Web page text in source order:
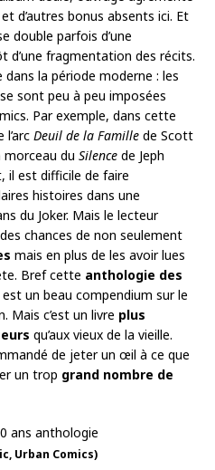
d’autres bonus absents ici. Et
double parfois d’une
fragmentation des récits.
la période moderne : les
sont peu à peu imposées
Par exemple, dans cette
Deuil de la Famille de Scott
morceau du Silence de Jeph
il est difficile de faire
histoires dans une
du Joker. Mais le lecteur
chances de non seulement
mais en plus de les avoir lues
Bref cette anthologie des
un beau compendium sur le
Mais c’est un livre plus
qu’aux vieux de la vieille.
de jeter un œil à ce que
un trop grand nombre de
Urban Comics)